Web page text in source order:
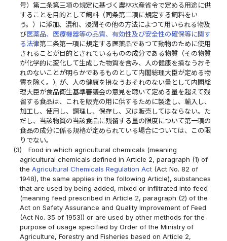
号）第二条第三項の規定に基づく農林水産省令で定める用途に供
することを目的として飼料（同条第二項に規定する飼料をい
う。）に添加、混和、浸潤その他の方法によつて用いられる物及
び医薬品、医療機器等の品質、有効性及び安全性の確保等に関す
る法律第二条第一項に規定する医薬品であつて動物のために使用
されることが目的とされているものの成分である物質（その物質
が化学的に変化して生成した物質を含み、人の健康を損なうおそ
れのないことが明らかであるものとして内閣総理大臣が定める物
質を除く。）が、人の健康を損なうおそれのない量として内閣総
理大臣が食品衛生基準審議会の意見を聴いて定める量を超えて残
留する食品は、これを販売の用に供するために製造し、輸入し、
加工し、使用し、調理し、保存し、又は販売してはならない。た
だし、当該物質の当該食品に残留する量の限度について第一項の
食品の成分に係る規格が定められている場合については、この限
りでない。
(3)
Food in which agricultural chemicals (meaning
agricultural chemicals defined in Article 2, paragraph (1) of
theAgricultural Chemicals Regulation Act (Act No. 82 of
1948), the same applies in the following Article), substances
that are used by being added, mixed or infiltrated into feed
(meaning feed prescribed in Article 2, paragraph (2) of the
Act on Safety Assurance and Quality Improvement of Feed
(Act No. 35 of 1953)) or are used by other methods for the
purpose of usage specified by Order of the Ministry of
Agriculture, Forestry and Fisheries based on Article 2,